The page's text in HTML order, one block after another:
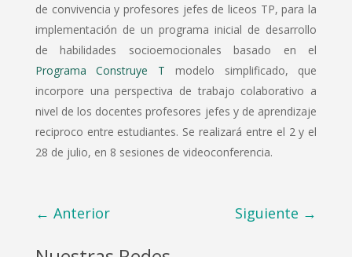
de convivencia y profesores jefes de liceos TP, para la
implementación de un programa inicial de desarrollo
de habilidades socioemocionales basado en el
Programa Construye T modelo simplificado, que
incorpore una perspectiva de trabajo colaborativo a
nivel de los docentes profesores jefes y de aprendizaje
reciproco entre estudiantes. Se realizará entre el 2 y el
28 de julio, en 8 sesiones de videoconferencia.
← Anterior Siguiente →